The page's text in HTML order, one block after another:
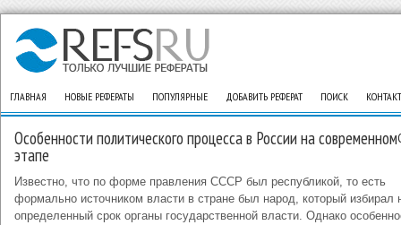
ГЛАВНАЯ НОВЫЕ РЕФЕРАТЫ ПОПУЛЯРНЫЕ ДОБАВИТЬ РЕФЕРАТ ПОИСК
Особенности политического процесса в России на современном
этапе
Известно, что по форме правления СССР был республикой, то есть
формально источником власти в стране был народ, который избирал
определенный срок органы государственной власти. Однако